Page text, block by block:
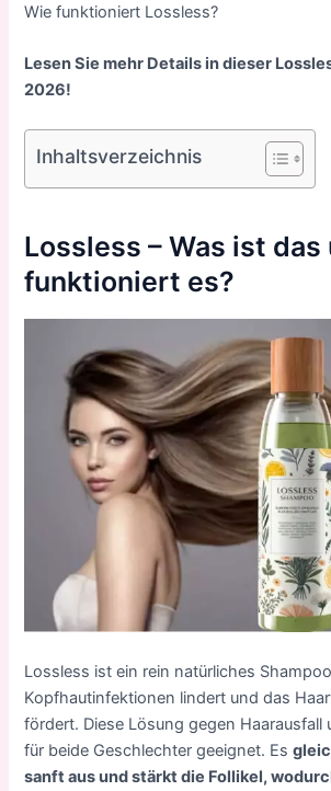
Wie funktioniert Lossless?
Lesen Sie mehr Details in dieser
2026!
Inhaltsverzeichnis
Lossless – Was ist das
funktioniert es?
Lossless ist ein rein natürliches
Kopfhautinfektionen lindert und das
fördert. Diese Lösung gegen Haarausfall
für beide Geschlechter geeignet. Es
sanft aus und stärkt die Follikel,